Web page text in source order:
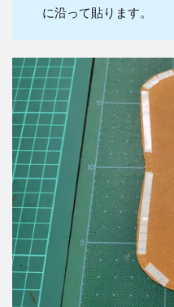
に沿って貼ります。